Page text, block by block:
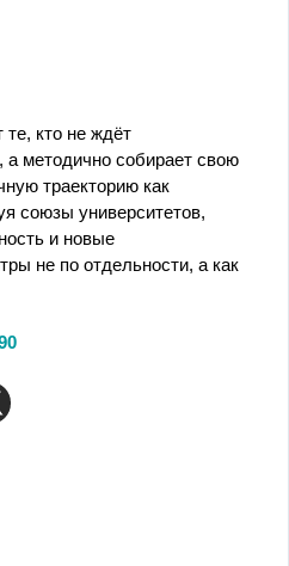
те, кто не ждёт
а методично собирает свою
траекторию как
союзы университетов,
и новые
не по отдельности, а как